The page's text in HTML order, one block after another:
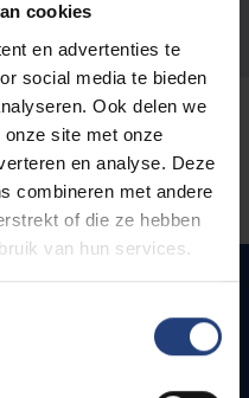
cookies
en advertenties te
social media te bieden
Ook delen we
site met onze
en analyse. Deze
combineren met andere
of die ze hebben
van hun services.